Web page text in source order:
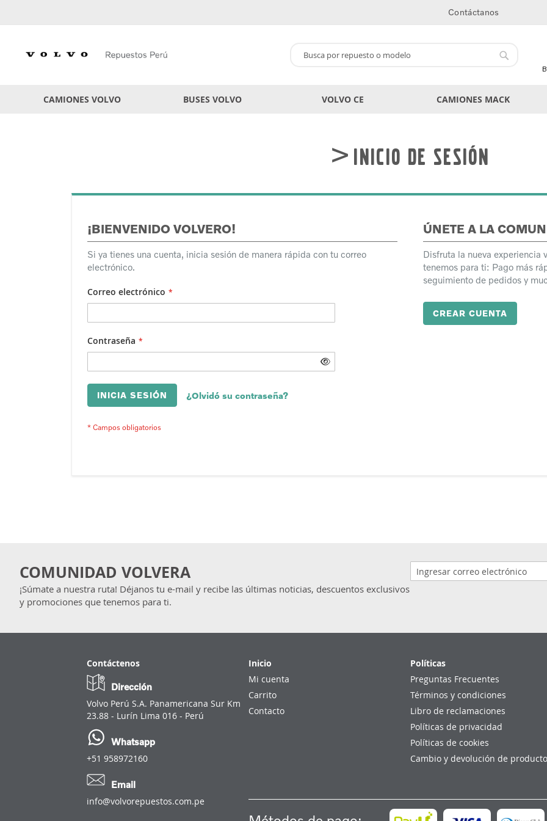
Contáctanos
CAMIONES VOLVO BUSES VOLVO VOLVO CE CAMIONES MACK
Inicio de sesión
¡BIENVENIDO VOLVERO!
Si ya tienes una cuenta, inicia sesión de manera rápida con tu correo
electrónico.
Correo electrónico
Contraseña
INICIA SESIÓN ¿Olvidó su contraseña?
ÚNETE A LA
Disfruta la nueva experiencia
tenemos para ti: Pago más
seguimiento de pedidos y
CREAR CUENTA
COMUNIDAD VOLVERA
¡Súmate a nuestra ruta! Déjanos tu e-mail y recibe las últimas noticias, descuentos exclusivos
y promociones que tenemos para ti.
Contáctenos
Dirección
Volvo Perú S.A. Panamericana Sur Km
23.88 - Lurín Lima 016 - Perú
Whatsapp
+51 958972160
Email
info@volvorepuestos.com.pe
Inicio
Mi cuenta
Carrito
Contacto
Políticas
Preguntas Frecuentes
Términos y condiciones
Libro de reclamaciones
Políticas de privacidad
Políticas de cookies
Cambio y devolución de